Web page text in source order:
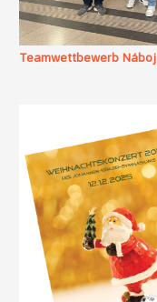
Teamwettbewerb Náboj